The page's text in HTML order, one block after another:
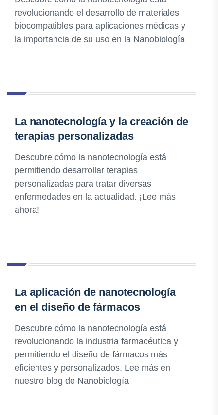
revolucionando el desarrollo de materiales
biocompatibles para aplicaciones médicas y
la importancia de su uso en la Nanobiología
La nanotecnología y la creación de
terapias personalizadas
Descubre cómo la nanotecnología está
permitiendo desarrollar terapias
personalizadas para tratar diversas
enfermedades en la actualidad. ¡Lee más
ahora!
La aplicación de nanotecnología
en el diseño de fármacos
Descubre cómo la nanotecnología está
revolucionando la industria farmacéutica y
permitiendo el diseño de fármacos más
eficientes y personalizados. Lee más en
nuestro blog de Nanobiología